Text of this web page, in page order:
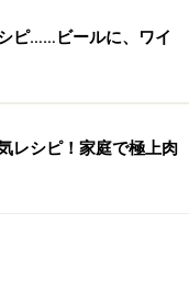
ふります。
使用のビニール袋
ピ……ビールに、ワイ
レシピ！家庭で極上肉